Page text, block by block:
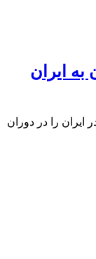
به ایران
ایران را در دوران